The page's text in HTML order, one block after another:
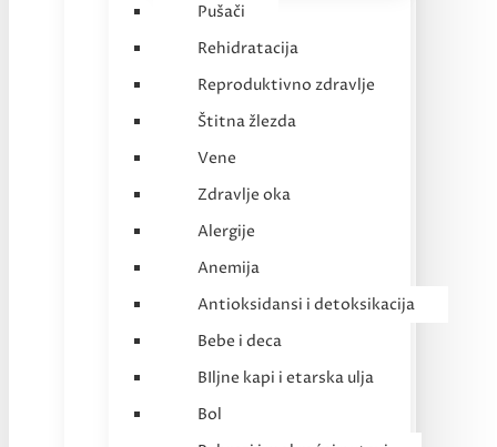
Pušači
Rehidratacija
Reproduktivno zdravlje
Štitna žlezda
Vene
Zdravlje oka
Alergije
Anemija
Antioksidansi i detoksikacija
Bebe i deca
BIljne kapi i etarska ulja
Bol